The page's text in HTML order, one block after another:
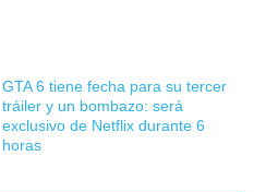
GTA 6 tiene fecha para su tercer
tráiler y un bombazo: será
exclusivo de Netflix durante 6
horas